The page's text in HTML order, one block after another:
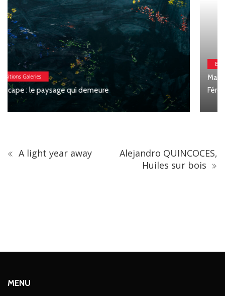
Expositions Galeries
Macchia : Jesse Willems, Galerie Clémentine de la
Féronnière
A light year away
Alejandro QUINCOCES,
Huiles sur bois
MENU